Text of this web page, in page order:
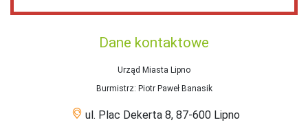
Dane kontaktowe
Urząd Miasta Lipno
Burmistrz: Piotr Paweł Banasik
ul. Plac Dekerta 8, 87-600 Lipno